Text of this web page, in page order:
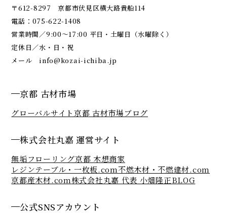
〒612-8297 京都市伏見区横大路貴船114
電話： 075-622-1408
営業時間／9:00～17:00 平日・土曜日（水曜除く）
定休日／水・日・祝
メール info@kozai-ichiba.jp
京都 古材市場
グローバルサイト京都 古材市場ブログ
株式会社丸嘉 運営サイト
無垢フローリング京都 木想商家
レジンテーブル・一枚板.com不燃木材・不燃建材.com
京都産木材.com株式会社丸嘉 代表 小畑隆正BLOG
公式SNSアカウント